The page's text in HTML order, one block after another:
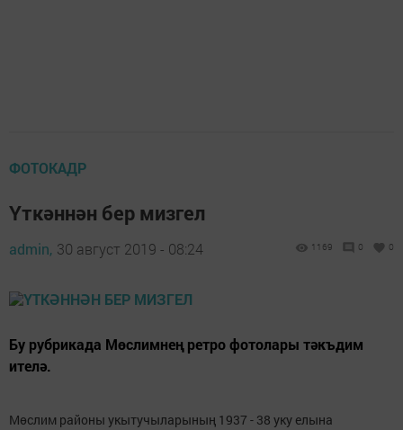
ФОТОКАДР
Үткәннән бер мизгел
admin, 30 август 2019 - 08:24 1169 0 0
Бу рубрикада Мөслимнең ретро фотолары тәкъдим
ителә.
Мөслим районы укытучыларының 1937 - 38 уку елына